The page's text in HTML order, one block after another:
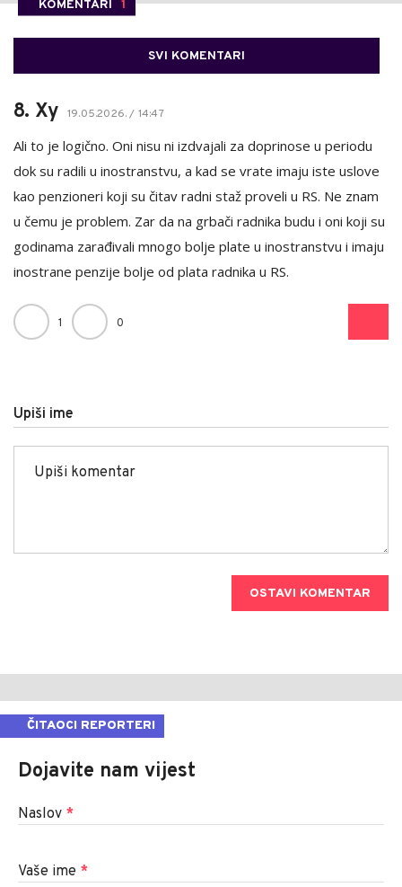
KOMENTARI 1
SVI KOMENTARI
8. Xy 19.05.2026. / 14:47
Ali to je logično. Oni nisu ni izdvajali za doprinose u periodu
dok su radili u inostranstvu, a kad se vrate imaju iste uslove
kao penzioneri koji su čitav radni staž proveli u RS. Ne znam
u čemu je problem. Zar da na grbači radnika budu i oni koji su
godinama zarađivali mnogo bolje plate u inostranstvu i imaju
inostrane penzije bolje od plata radnika u RS.
1 0
Upiši ime
OSTAVI KOMENTAR
ČITAOCI REPORTERI
Dojavite nam vijest
Naslov *
Vaše ime *